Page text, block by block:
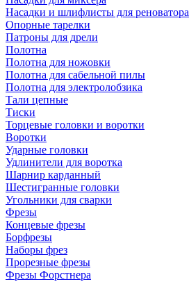
Насадки и шлифлисты для реноватора
Опорные тарелки
Патроны для дрели
Полотна
Полотна для ножовки
Полотна для сабельной пилы
Полотна для электролобзика
Тали цепные
Тиски
Торцевые головки и воротки
Воротки
Ударные головки
Удлинители для воротка
Шарнир карданный
Шестигранные головки
Угольники для сварки
Фрезы
Концевые фрезы
Борфрезы
Наборы фрез
Прорезные фрезы
Фрезы Форстнера